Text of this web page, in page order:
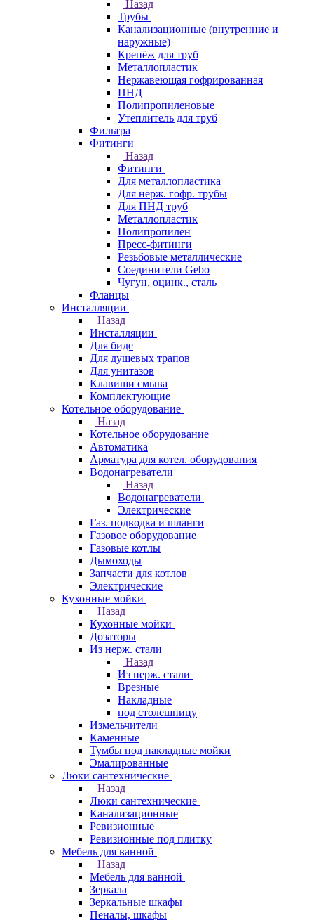
Назад
Трубы
Канализационные (внутренние и
наружные)
Крепёж для труб
Металлопластик
Нержавеющая гофрированная
ПНД
Полипропиленовые
Утеплитель для труб
Фильтра
Фитинги
Назад
Фитинги
Для металлопластика
Для нерж. гофр. трубы
Для ПНД труб
Металлопластик
Полипропилен
Пресс-фитинги
Резьбовые металлические
Соединители Gebo
Чугун, оцинк., сталь
Фланцы
Инсталляции
Назад
Инсталляции
Для биде
Для душевых трапов
Для унитазов
Клавиши смыва
Комплектующие
Котельное оборудование
Назад
Котельное оборудование
Автоматика
Арматура для котел. оборудования
Водонагреватели
Назад
Водонагреватели
Электрические
Газ. подводка и шланги
Газовое оборудование
Газовые котлы
Дымоходы
Запчасти для котлов
Электрические
Кухонные мойки
Назад
Кухонные мойки
Дозаторы
Из нерж. стали
Назад
Из нерж. стали
Врезные
Накладные
под столешницу
Измельчители
Каменные
Тумбы под накладные мойки
Эмалированные
Люки сантехнические
Назад
Люки сантехнические
Канализационные
Ревизионные
Ревизионные под плитку
Мебель для ванной
Назад
Мебель для ванной
Зеркала
Зеркальные шкафы
Пеналы, шкафы